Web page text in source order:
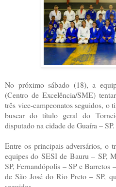
No próximo sábado (18), a
(Centro de Excelência/SME)
três vice-campeonatos seguidos, o
buscar do título geral do
disputado na cidade de Guaíra – SP.
Entre os principais adversários, o
equipes do SESI de Bauru – SP,
SP, Fernandópolis – SP e Barretos
de São José do Rio Preto – SP,